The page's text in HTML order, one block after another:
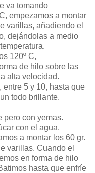
va tomando
empezamos a montar
varillas, añadiendo el
dejándolas a medio
120º C,
de hilo sobre las
alta velocidad.
entre 5 y 10, hasta que
todo brillante.
pero con yemas.
con el agua.
a montar los 60 gr.
varillas. Cuando el
en forma de hilo
hasta que enfríe